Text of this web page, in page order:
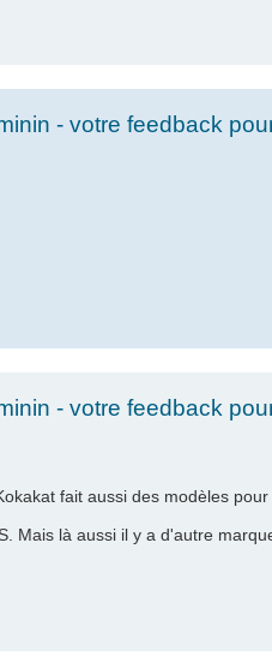
- votre feedback
- votre feedback
fait aussi des modèles pour
Mais là aussi il y a d'autre